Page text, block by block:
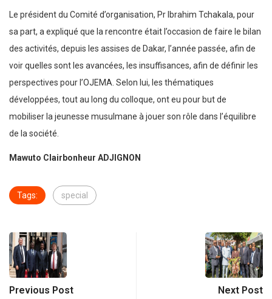
Le président du Comité d’organisation, Pr Ibrahim Tchakala, pour
sa part, a expliqué que la rencontre était l’occasion de faire le bilan
des activités, depuis les assises de Dakar, l’année passée, afin de
voir quelles sont les avancées, les insuffisances, afin de définir les
perspectives pour l’OJEMA. Selon lui, les thématiques
développées, tout au long du colloque, ont eu pour but de
mobiliser la jeunesse musulmane à jouer son rôle dans l’équilibre
de la société.
Mawuto Clairbonheur ADJIGNON
Tags: special
Previous Post Next Post